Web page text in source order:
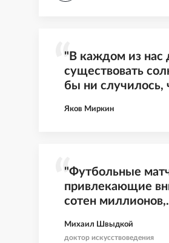
"В каждом из нас
существовать
бы ни случилось,
быть солнце"
Яков Миркин
"Футбольные
привлекающие
сотен миллионов,
гладиаторов"
Михаил Швыдкой
доктор искусствоведения